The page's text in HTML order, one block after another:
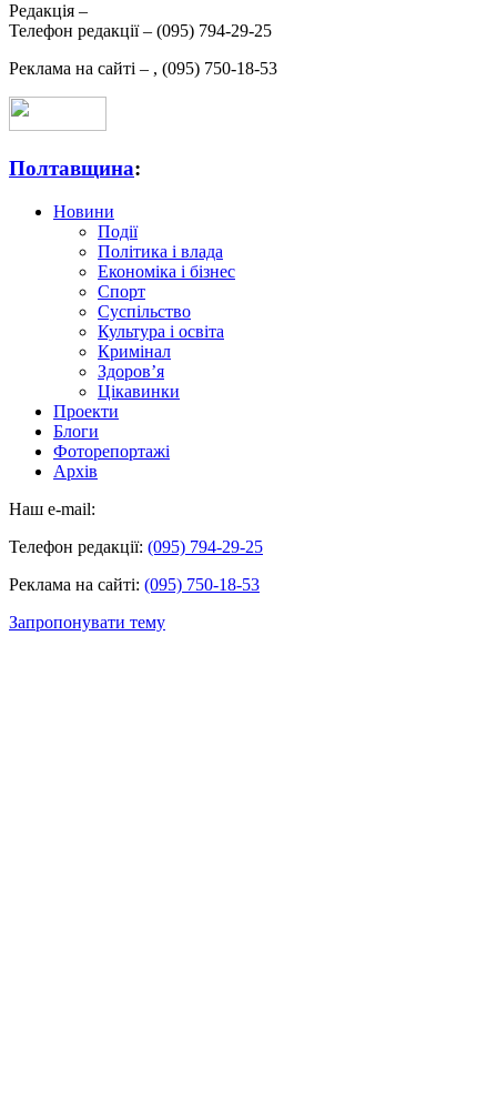
Редакція –
Телефон редакції – (095) 794-29-25
Реклама на сайті – , (095) 750-18-53
Полтавщина:
Новини
Події
Політика і влада
Економіка і бізнес
Спорт
Суспільство
Культура і освіта
Кримінал
Здоров’я
Цікавинки
Проекти
Блоги
Фоторепортажі
Архів
Наш e-mail:
Телефон редакції: (095) 794-29-25
Реклама на сайті: (095) 750-18-53
Запропонувати тему